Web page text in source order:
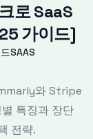
로 SaaS
가이드]
SAAS
와 Stripe
특징과 장단
전략.